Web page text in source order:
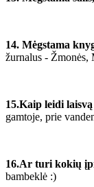
14. Mėgstama
žurnalus - Žmonės,
15.Kaip leidi
gamtoje, prie
16.Ar turi kokių
bambeklė :)